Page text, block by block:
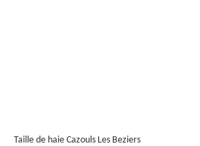
Taille de haie Cazouls Les Beziers